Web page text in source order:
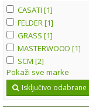
CASATI [1]
FELDER [1]
GRASS [1]
MASTERWOOD [1]
SCM [2]
Pokaži sve marke
Isključivo odabrane